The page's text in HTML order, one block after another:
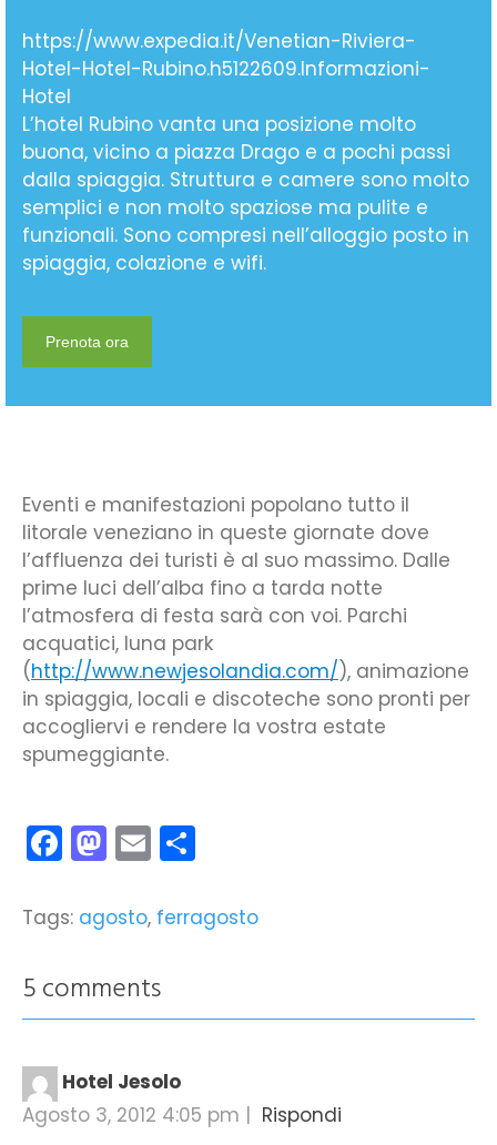
https://www.expedia.it/Venetian-Riviera-
Hotel-Hotel-Rubino.h5122609.Informazioni-
Hotel
L’hotel Rubino vanta una posizione molto
buona, vicino a piazza Drago e a pochi passi
dalla spiaggia. Struttura e camere sono molto
semplici e non molto spaziose ma pulite e
funzionali. Sono compresi nell’alloggio posto in
spiaggia, colazione e wifi.
Prenota ora
Eventi e manifestazioni popolano tutto il
litorale veneziano in queste giornate dove
l’affluenza dei turisti è al suo massimo. Dalle
prime luci dell’alba fino a tarda notte
l’atmosfera di festa sarà con voi. Parchi
acquatici, luna park
(http://www.newjesolandia.com/), animazione
in spiaggia, locali e discoteche sono pronti per
accogliervi e rendere la vostra estate
spumeggiante.
Facebook
Mastodon
Email
Tags: agosto, ferragosto
5 comments
Hotel Jesolo
Agosto 3, 2012 4:05 pm | Rispondi